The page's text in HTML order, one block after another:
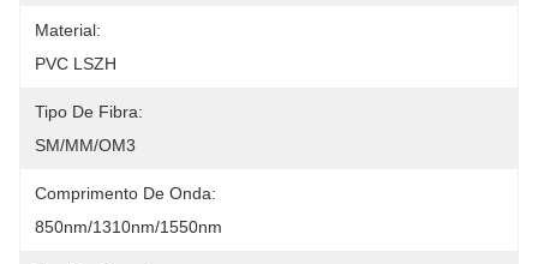
Material:
PVC LSZH
Tipo De Fibra:
SM/MM/OM3
Comprimento De Onda:
850nm/1310nm/1550nm